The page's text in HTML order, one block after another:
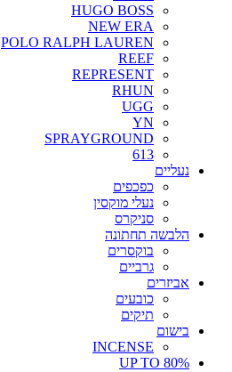
HUGO BOSS
NEW ERA
POLO RALPH LAUREN
REEF
REPRESENT
RHUN
UGG
YN
SPRAYGROUND
613
נעליים
כפכפים
נעלי מוקסין
סניקרס
הלבשה תחתונה
בוקסרים
גרביים
אביזרים
כובעים
תיקים
בישום
INCENSE
UP TO 80%